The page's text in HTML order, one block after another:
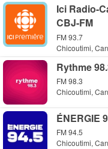
Ici Radio-
CBJ-FM
FM 93.7
Chicoutimi,
Rythme
FM 98.3
Chicoutimi,
ÉNERGIE
FM 94.5
Chicoutimi,